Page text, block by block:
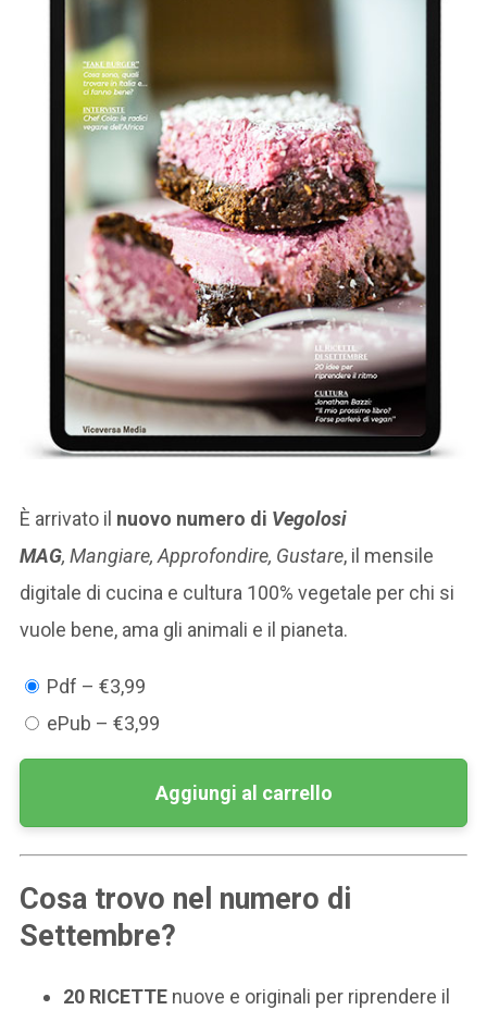
È arrivato il nuovo numero di Vegolosi
MAG, Mangiare, Approfondire, Gustare, il mensile
digitale di cucina e cultura 100% vegetale per chi si
vuole bene, ama gli animali e il pianeta.
Pdf – €3,99
ePub – €3,99
Aggiungi al carrello
Cosa trovo nel numero di
Settembre?
20 RICETTE nuove e originali per riprendere il